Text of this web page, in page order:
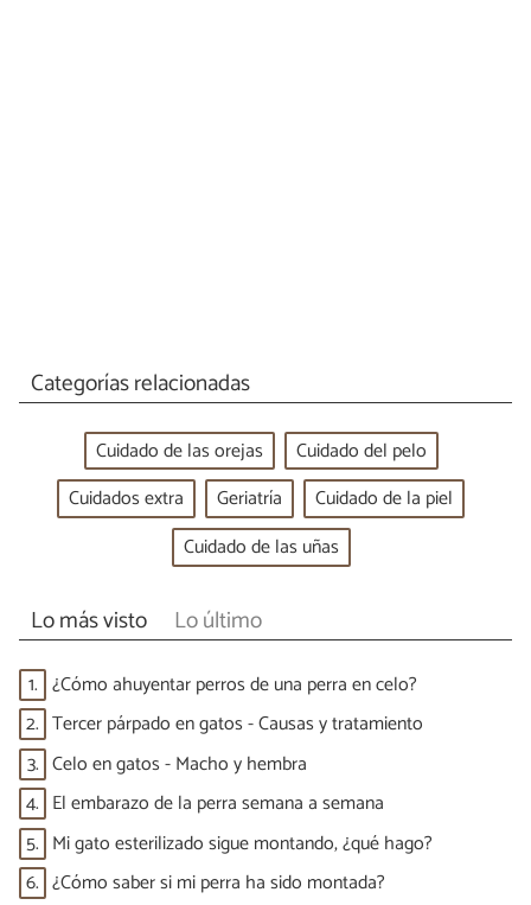
Categorías relacionadas
Cuidado de las orejas
Cuidado del pelo
Cuidados extra
Geriatría
Cuidado de la piel
Cuidado de las uñas
Lo más visto Lo último
1. ¿Cómo ahuyentar perros de una perra en celo?
2. Tercer párpado en gatos - Causas y tratamiento
3. Celo en gatos - Macho y hembra
4. El embarazo de la perra semana a semana
5. Mi gato esterilizado sigue montando, ¿qué hago?
6. ¿Cómo saber si mi perra ha sido montada?